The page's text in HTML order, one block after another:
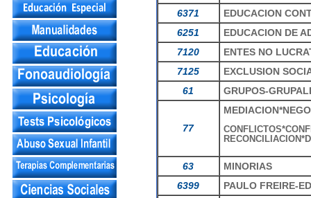
6371
EDUCACION
6251
EDUCACION DE
7120
ENTES NO
7125
EXCLUSION
61
GRUPOS-
77
63
MINORIAS
6399
PAULO FREIRE-